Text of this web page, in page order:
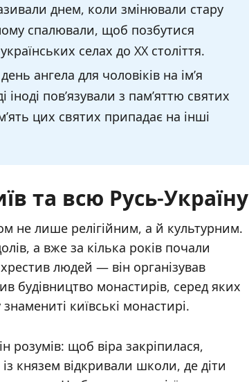
днем, коли змінювали стару
спалювали, щоб позбутися
селах до XX століття.
ангела для чоловіків на ім’я
пов’язували з пам’яттю святих
цих святих припадає на інші
та всю Русь-Україну
не лише релігійним, а й культурним.
а вже за кілька років почали
людей — він організував
будівництво монастирів, серед яких
київські монастирі.
розумів: щоб віра закріпилася,
князем відкривали школи, де діти